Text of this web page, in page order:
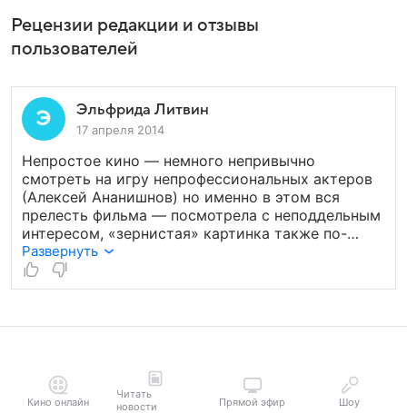
Рецензии редакции и отзывы
пользователей
Эльфрида Литвин
17 апреля 2014
Непростое кино — немного непривычно
смотреть на игру непрофессиональных актеров
(Алексей Ананишнов) но именно в этом вся
прелесть фильма — посмотрела с неподдельным
интересом, «зернистая» картинка также по-
своему добавляет атмосферности, «Дни
затмения» в целом очень заинтриговали.
Отличная фантасмогория!
Развернуть
Кино онлайн
Читать
новости
Прямой эфир Шоу